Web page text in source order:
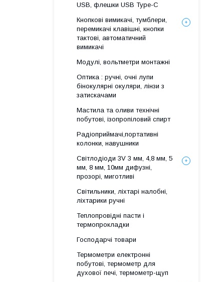
USB, флешки USB Type-C
Кнопкові вимикачі, тумблери,
перемикачі клавішні, кнопки
тактові, автоматичний
вимикачі
Модулі, вольтметри монтажні
Оптика : ручні, очні лупи
бінокулярні окуляри, лінзи з
затискачами
Мастила та оливи технічні
побутові, ізопропіловий спирт
Радіоприймачі,портативні
колонки, навушники
Світлодіоди 3V 3 мм, 4,8 мм, 5
мм, 8 мм, 10мм дифузні,
прозорі, миготливі
Світильники, ліхтарі налобні,
ліхтарики ручні
Теплопровідні пасти і
термопрокладки
Господарчі товари
Термометри електронні
побутові, термометр для
духової печі, термометр-щуп